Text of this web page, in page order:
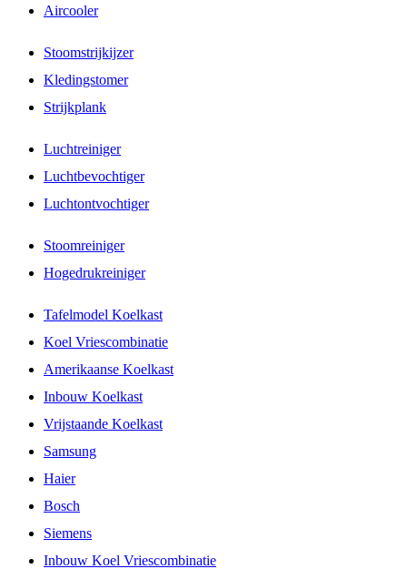
Aircooler
Stoomstrijkijzer
Kledingstomer
Strijkplank
Luchtreiniger
Luchtbevochtiger
Luchtontvochtiger
Stoomreiniger
Hogedrukreiniger
Tafelmodel Koelkast
Koel Vriescombinatie
Amerikaanse Koelkast
Inbouw Koelkast
Vrijstaande Koelkast
Samsung
Haier
Bosch
Siemens
Inbouw Koel Vriescombinatie